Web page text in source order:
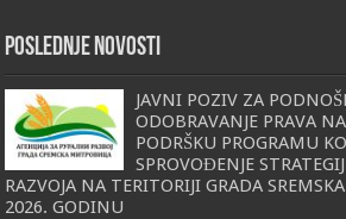
POSLEDNJE NOVOSTI
JAVNI POZIV ZA
ODOBRAVANJE PRAVA
PODRŠKU PROGRAMU
SPROVOĐENJE
RAZVOJA NA TERITORIJI GRADA
2026. GODINU